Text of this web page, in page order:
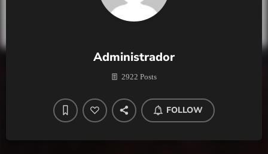
Administrador
2922 Posts
FOLLOW